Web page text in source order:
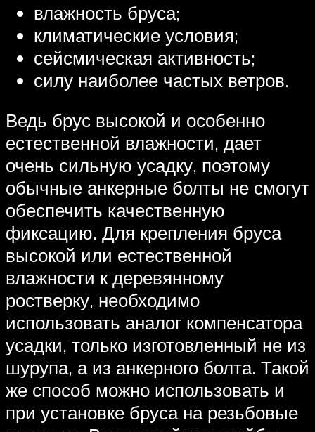
влажность бруса;
климатические условия;
сейсмическая активность;
силу наиболее частых ветров.
Ведь брус высокой и особенно
естественной влажности, дает
очень сильную усадку, поэтому
обычные анкерные болты не смогут
обеспечить качественную
фиксацию. Для крепления бруса
высокой или естественной
влажности к деревянному
ростверку, необходимо
использовать аналог компенсатора
усадки, только изготовленный не из
шурупа, а из анкерного болта. Такой
же способ можно использовать и
при установке бруса на резьбовые